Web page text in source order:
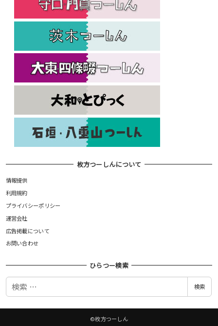
枚方つーしんについて
情報提供
利用規約
プライバシーポリシー
運営会社
広告掲載について
お問い合わせ
ひらつー検索
検
検索
©枚方つーしん